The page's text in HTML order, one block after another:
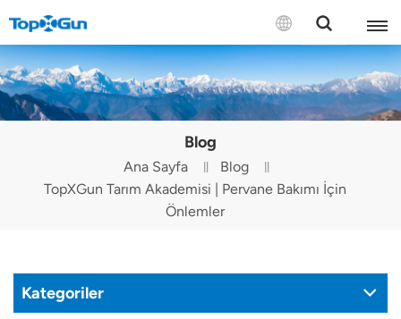
BİZE ULAŞIN
English
Русский
Português(Brasil)
Türkçe
Blog
Ana Sayfa
Blog
TopXGun Tarım Akademisi | Pervane Bakımı İçin
Önlemler
Kategoriler